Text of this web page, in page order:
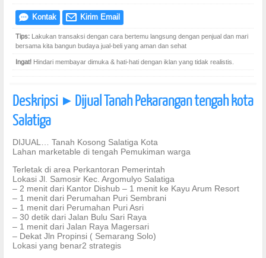
e Kontak @ Kirim Email
Tips: Lakukan transaksi dengan cara bertemu langsung dengan penjual dan mari
bersama kita bangun budaya jual-beli yang aman dan sehat
Ingat! Hindari membayar dimuka & hati-hati dengan iklan yang tidak realistis.
Deskripsi ] Dijual Tanah Pekarangan tengah kota
Salatiga
DIJUAL… Tanah Kosong Salatiga Kota
Lahan marketable di tengah Pemukiman warga
Terletak di area Perkantoran Pemerintah
Lokasi Jl. Samosir Kec. Argomulyo Salatiga
– 2 menit dari Kantor Dishub – 1 menit ke Kayu Arum Resort
– 1 menit dari Perumahan Puri Sembrani
– 1 menit dari Perumahan Puri Asri
– 30 detik dari Jalan Bulu Sari Raya
– 1 menit dari Jalan Raya Magersari
– Dekat Jln Propinsi ( Semarang Solo)
Lokasi yang benar2 strategis